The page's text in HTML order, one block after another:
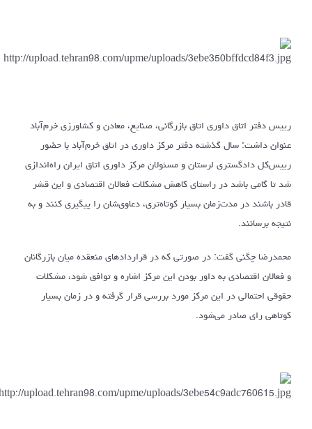
رییس دفتر اتاق داوری اتاق بازرگانی، صنایع، معادن و کشاورزی خرم‌آباد
عنوان داشت: سال گذشته دفتر مرکز داوری در اتاق خرم‌آباد با حضور
رییس‌کل دادگستری لرستان و مسئولان مرکز داوری اتاق ایران راه‌اندازی
شد تا گامی باشد در راستای کاهش مشکلات فعالان اقتصادی و این قشر
قادر باشند در مدت‌زمان بسیار کوتاه‌تری، دعاوی‌شان را پیگیری کنند و به
نتیجه برسانند.
محمدرضا چگنی گفت: در صورتی که در قراردادهای منعقده میان بازرگانان
و فعالان اقتصادی به داور بودن این مرکز اشاره و توافق شود، مشکلات
حقوقی احتمالی در این مرکز مورد بررسی قرار گرفته و در زمان بسیار
کوتاهی رای صادر می‌شود.